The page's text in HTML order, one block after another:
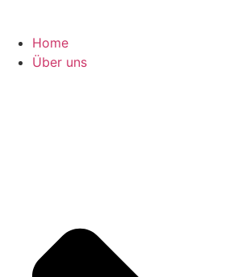
Home
Über uns